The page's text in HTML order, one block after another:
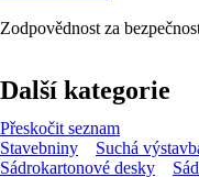
Zodpovědnost za
Další kategorie
Přeskočit seznam
Stavebniny
Suchá
Sádrokartonové desky